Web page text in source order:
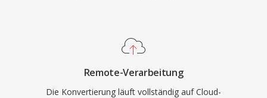
Remote-Verarbeitung
Die Konvertierung läuft vollständig auf Cloud-